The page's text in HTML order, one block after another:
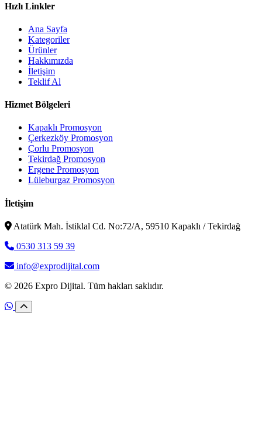
Hızlı Linkler
Ana Sayfa
Kategoriler
Ürünler
Hakkımızda
İletişim
Teklif Al
Hizmet Bölgeleri
Kapaklı Promosyon
Çerkezköy Promosyon
Çorlu Promosyon
Tekirdağ Promosyon
Ergene Promosyon
Lüleburgaz Promosyon
İletişim
Atatürk Mah. İstiklal Cd. No:72/A, 59510 Kapaklı / Tekirdağ
0530 313 59 39
info@exprodijital.com
© 2026 Expro Dijital. Tüm hakları saklıdır.